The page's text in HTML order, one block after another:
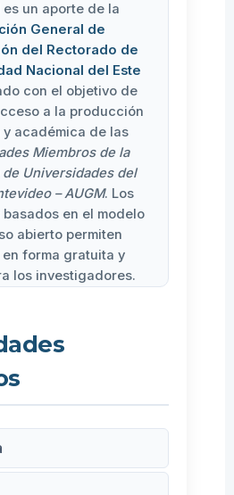
es un aporte de la
General de
del Rectorado de
Nacional del Este
con el objetivo de
a la producción
académica de las
Miembros de la
Universidades del
– AUGM. Los
en el modelo
abierto permiten
forma gratuita y
los investigadores.